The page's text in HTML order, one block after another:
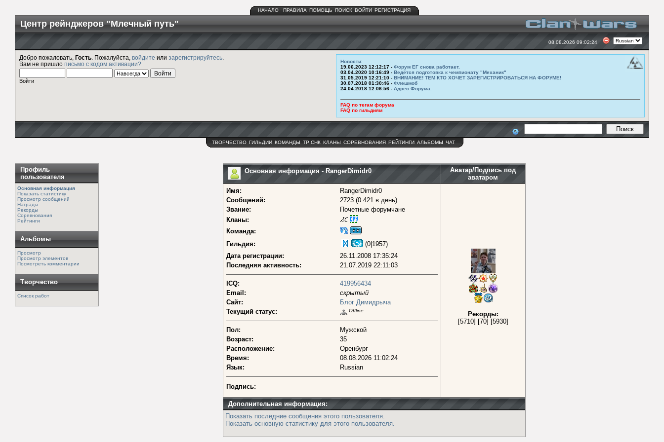
НАЧАЛО ПРАВИЛА ПОМОЩЬ ПОИСК ВОЙТИ РЕГИСТРАЦИЯ
Центр рейнджеров "Млечный путь"
08.08.2026 09:02:24
Добро пожаловать, Гость . Пожалуйста, войдите или зарегистрируйтесь
Вам не пришло письмо с кодом активации?
Войти
Новости:
19.06.2023 12:12:17 - Форум ЕГ снова работает.
03.04.2020 10:16:49 - Ведётся подготовка к чемпионату "Механик"
31.05.2019 12:21:10 - ВНИМАНИЕ! ТЕМ КТО ХОЧЕТ ЗАРЕГИСТРИРОВАТЬСЯ НА ФОРУМЕ!
30.07.2018 01:30:46 - Флешмоб
24.04.2018 12:06:56 - Адрес Форума.
FAQ по тегам форума
FAQ по гильдиям
ТВОРЧЕСТВО ГИЛЬДИИ КОМАНДЫ ТР СНК КЛАНЫ СОРЕВНОВАНИЯ РЕЙТИНГИ АЛЬБОМЫ ЧАТ
Профиль
пользователя
Основная информация
Показать статистику
Просмотр сообщений
Награды
Рекорды
Соревнования
Рейтинги
Альбомы
Просмотр
Просмотр элементов
Посмотреть комментарии
Творчество
Список работ
Основная информация - RangerDimidr0
Аватар/Подпись под
аватаром
Имя:
RangerDimidr0
Сообщений:
2723 (0.421 в день)
Звание:
Почетные форумчане
Кланы:
Команда:
Гильдия:
(0|1957)
Дата регистрации:
26.11.2008 17:35:24
Последняя активность:
21.07.2019 22:11:03
ICQ:
419956434
Email:
скрытый
Сайт:
Блог Димидрыча
Текущий статус:
Offline
Пол:
Мужской
Возраст:
35
Расположение:
Оренбург
Время:
08.08.2026 11:02:24
Язык:
Russian
Подпись:
Рекорды:
[5710] [70] [5930]
Дополнительная информация:
Показать последние сообщения этого пользователя.
Показать основную статистику для этого пользователя.